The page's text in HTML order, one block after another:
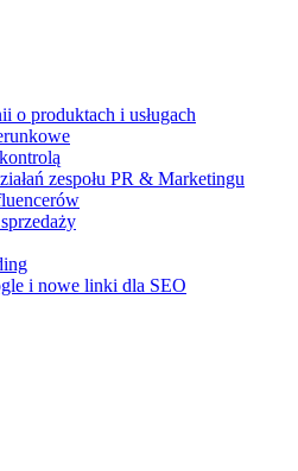
o produktach i usługach
zespołu PR & Marketingu
i nowe linki dla SEO